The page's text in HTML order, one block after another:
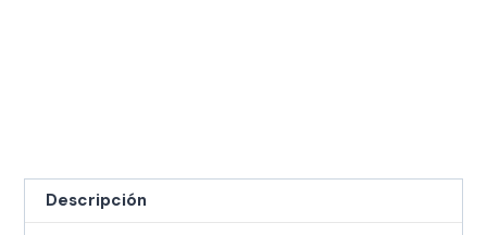
Descripción